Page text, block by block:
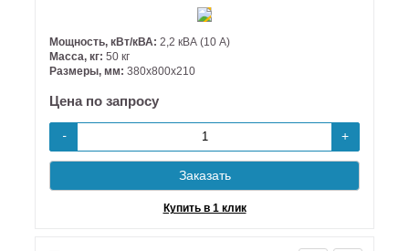
Мощность, кВт/кВА: 2,2 кВА (10 А)
Масса, кг: 50 кг
Размеры, мм: 380х800х210
Цена по запросу
- +
Заказать
Купить в 1 клик